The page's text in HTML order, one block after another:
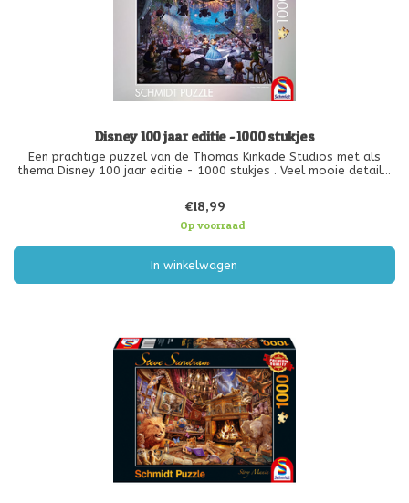
Disney 100 jaar editie - 1000 stukjes
Een prachtige puzzel van de Thomas Kinkade Studios met als
thema Disney 100 jaar editie - 1000 stukjes . Veel mooie details.
€18,99
Op voorraad
In winkelwagen